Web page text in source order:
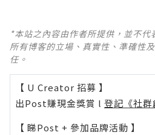
*本站之內容由作者所提供，並不
所有博客的立場、真實性、準確性
任。
【 U Creator 招募 】
出Post賺現金獎賞 l 登記《社群
【 睇Post + 參加品牌活動 】